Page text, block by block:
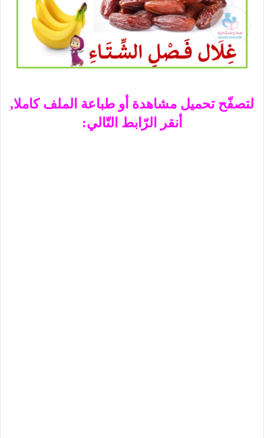
لتصفّح تحميل مشاهدة أو طباعة الملف كاملا,
أنقر الرّابط التّالي: